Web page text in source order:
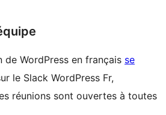
de WordPress en français se
le Slack WordPress Fr,
réunions sont ouvertes à toutes